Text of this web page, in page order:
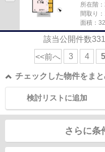
所在階
間取り
面積：
該当公開件数331
<<前へ 3 4 5
チェックした物件をま
検討リストに追加
さらに条